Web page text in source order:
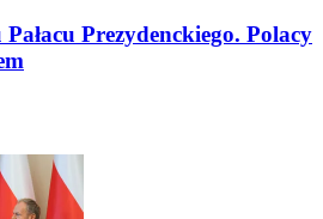
Prezydenckiego. Polacy